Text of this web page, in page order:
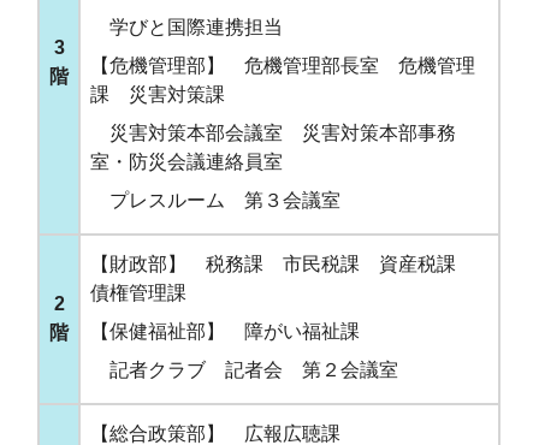
3
階
学びと国際連携担当
【危機管理部】 危機管理部長室 危機管理
課 災害対策課
災害対策本部会議室 災害対策本部事務
室・防災会議連絡員室
プレスルーム 第３会議室
2
階
【財政部】 税務課 市民税課 資産税課
債権管理課
【保健福祉部】 障がい福祉課
記者クラブ 記者会 第２会議室
【総合政策部】 広報広聴課